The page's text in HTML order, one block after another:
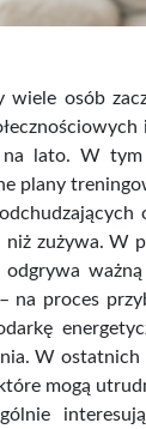
Mosiężna
Cena brutto
wiele osób
lato. W tym
plany
zużywa. W
odgrywa
– na proces
W ostatnich
mogą